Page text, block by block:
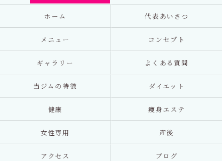
ホーム 代表あいさつ
メニュー コンセプト
ギャラリー よくある質問
当ジムの特徴 ダイエット
健康 痩身エステ
女性専用 産後
アクセス ブログ